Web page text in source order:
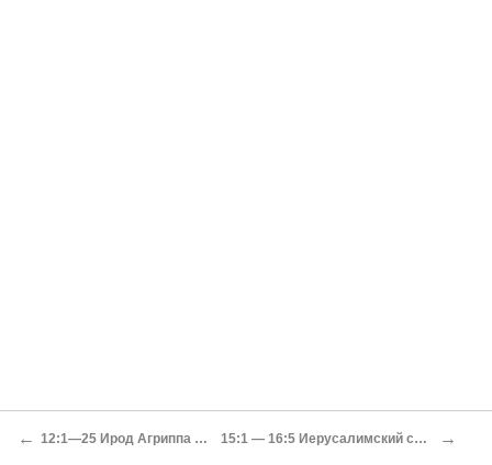
← 12:1—25 Ирод Агриппа и Церковь: завершение фазы 15:1 — 16:5 Иерусалимский собор и решение вопроса о язычниках →